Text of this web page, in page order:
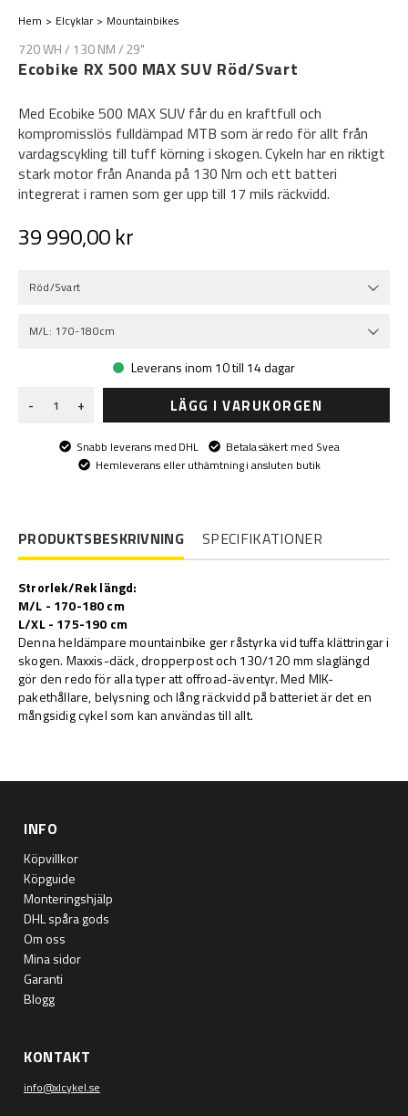
Hem Elcyklar Mountainbikes
720 WH / 130 NM / 29"
Ecobike RX 500 MAX SUV Röd/Svart
Med Ecobike 500 MAX SUV får du en kraftfull och
kompromisslös fulldämpad MTB som är redo för allt från
vardagscykling till tuff körning i skogen. Cykeln har en riktigt
stark motor från Ananda på 130 Nm och ett batteri
integrerat i ramen som ger upp till 17 mils räckvidd.
39 990,00 kr
Röd/Svart
M/L: 170-180cm
Leverans inom 10 till 14 dagar
-
+ LÄGG I VARUKORGEN
Snabb leverans med DHL
Betala säkert med Svea
Hemleverans eller uthämtning i ansluten butik
PRODUKTSBESKRIVNING SPECIFIKATIONER
Strorlek/Rek längd:
M/L - 170-180 cm
L/XL - 175-190 cm
Denna heldämpare mountainbike ger råstyrka vid tuffa klättringar i
skogen. Maxxis-däck, dropperpost och 130/120 mm slaglängd
gör den redo för alla typer att offroad-äventyr. Med MIK-
pakethållare, belysning och lång räckvidd på batteriet är det en
mångsidig cykel som kan användas till allt.
INFO
Köpvillkor
Köpguide
Monteringshjälp
DHL spåra gods
Om oss
Mina sidor
Garanti
Blogg
KONTAKT
info@xlcykel.se